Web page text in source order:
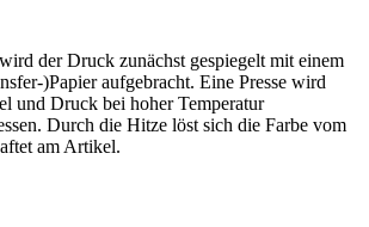
der Druck zunächst gespiegelt mit einem
)Papier aufgebracht. Eine Presse wird
und Druck bei hoher Temperatur
Durch die Hitze löst sich die Farbe vom
am Artikel.